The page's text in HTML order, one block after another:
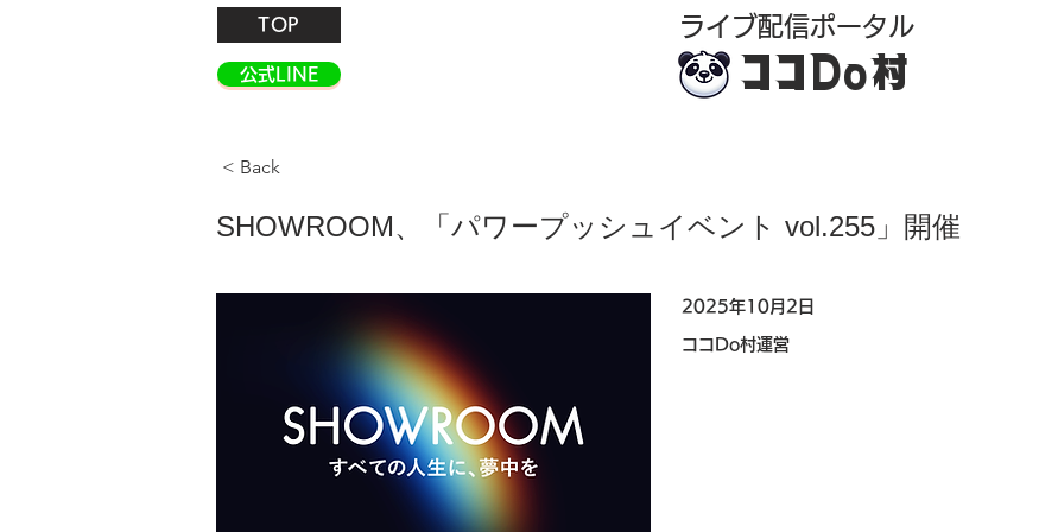
TOP
公式LINE
​ライブ配信ポータル
ココDo村
< Back
SHOWROOM、「パワープッシュイベント vol.255」開催
2025年10月2日
ココDo村運営